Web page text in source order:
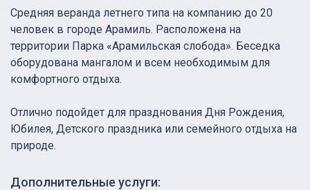
Средняя веранда летнего типа на компанию до 20
человек в городе Арамиль. Расположена на
территории Парка «Арамильская слобода». Беседка
оборудована мангалом и всем необходимым для
комфортного отдыха.
Отлично подойдет для празднования Дня Рождения,
Юбилея, Детского праздника или семейного отдыха на
природе.
Дополнительные услуги: